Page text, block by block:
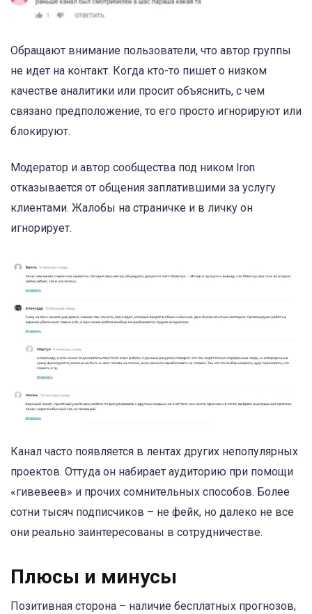
Обращают внимание пользователи, что автор группы
не идет на контакт. Когда кто-то пишет о низком
качестве аналитики или просит объяснить, с чем
связано предположение, то его просто игнорируют или
блокируют.
Модератор и автор сообщества под ником Iron
отказывается от общения заплатившими за услугу
клиентами. Жалобы на страничке и в личку он
игнорирует.
Канал часто появляется в лентах других непопулярных
проектов. Оттуда он набирает аудиторию при помощи
«гивевеев» и прочих сомнительных способов. Более
сотни тысяч подписчиков – не фейк, но далеко не все
они реально заинтересованы в сотрудничестве.
Плюсы и минусы
Позитивная сторона – наличие бесплатных прогнозов,